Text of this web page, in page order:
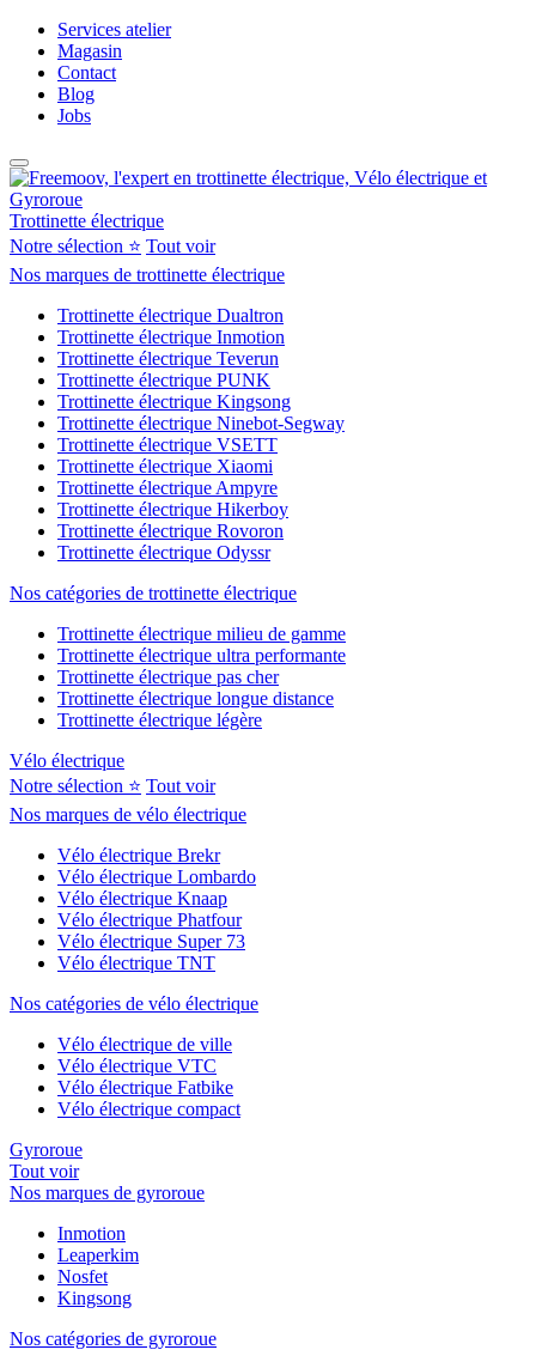
Services atelier
Magasin
Contact
Blog
Jobs
Trottinette électrique
Notre sélection ⭐ Tout voir
Nos marques de trottinette électrique
Trottinette électrique Dualtron
Trottinette électrique Inmotion
Trottinette électrique Teverun
Trottinette électrique PUNK
Trottinette électrique Kingsong
Trottinette électrique Ninebot-Segway
Trottinette électrique VSETT
Trottinette électrique Xiaomi
Trottinette électrique Ampyre
Trottinette électrique Hikerboy
Trottinette électrique Rovoron
Trottinette électrique Odyssr
Nos catégories de trottinette électrique
Trottinette électrique milieu de gamme
Trottinette électrique ultra performante
Trottinette électrique pas cher
Trottinette électrique longue distance
Trottinette électrique légère
Vélo électrique
Notre sélection ⭐ Tout voir
Nos marques de vélo électrique
Vélo électrique Brekr
Vélo électrique Lombardo
Vélo électrique Knaap
Vélo électrique Phatfour
Vélo électrique Super 73
Vélo électrique TNT
Nos catégories de vélo électrique
Vélo électrique de ville
Vélo électrique VTC
Vélo électrique Fatbike
Vélo électrique compact
Gyroroue
Tout voir
Nos marques de gyroroue
Inmotion
Leaperkim
Nosfet
Kingsong
Nos catégories de gyroroue